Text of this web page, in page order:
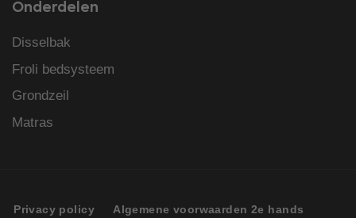
Onderdelen
Disselbak
Froli bedsysteem
Grondzeil
Matras
Privacy policy Algemene voorwaarden 2e hands